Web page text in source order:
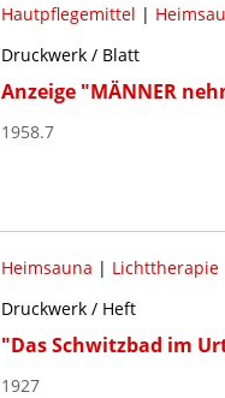
Hautpflegemittel |
Druckwerk / Blatt
Anzeige "MÄNNER
1958.7
Heimsauna | Lichttherapie
Druckwerk / Heft
"Das Schwitzbad im
1927